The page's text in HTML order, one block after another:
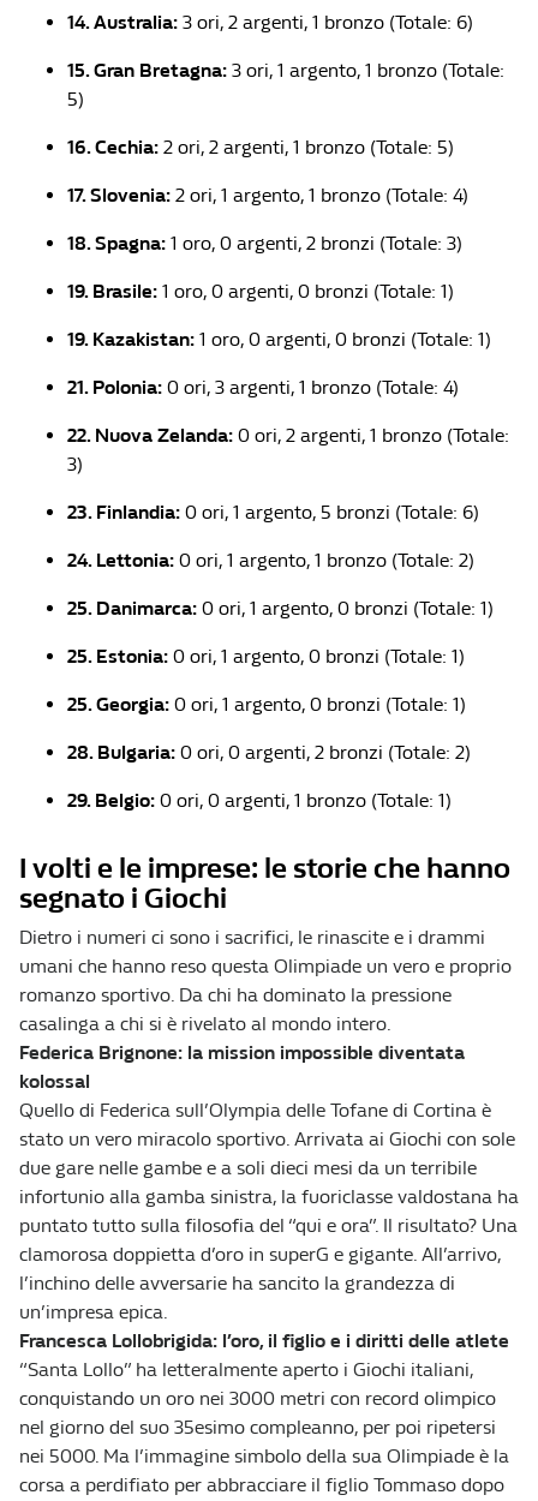
14. Australia: 3 ori, 2 argenti, 1 bronzo (Totale: 6)
15. Gran Bretagna: 3 ori, 1 argento, 1 bronzo (Totale:
5)
16. Cechia: 2 ori, 2 argenti, 1 bronzo (Totale: 5)
17. Slovenia: 2 ori, 1 argento, 1 bronzo (Totale: 4)
18. Spagna: 1 oro, 0 argenti, 2 bronzi (Totale: 3)
19. Brasile: 1 oro, 0 argenti, 0 bronzi (Totale: 1)
19. Kazakistan: 1 oro, 0 argenti, 0 bronzi (Totale: 1)
21. Polonia: 0 ori, 3 argenti, 1 bronzo (Totale: 4)
22. Nuova Zelanda: 0 ori, 2 argenti, 1 bronzo (Totale:
3)
23. Finlandia: 0 ori, 1 argento, 5 bronzi (Totale: 6)
24. Lettonia: 0 ori, 1 argento, 1 bronzo (Totale: 2)
25. Danimarca: 0 ori, 1 argento, 0 bronzi (Totale: 1)
25. Estonia: 0 ori, 1 argento, 0 bronzi (Totale: 1)
25. Georgia: 0 ori, 1 argento, 0 bronzi (Totale: 1)
28. Bulgaria: 0 ori, 0 argenti, 2 bronzi (Totale: 2)
29. Belgio: 0 ori, 0 argenti, 1 bronzo (Totale: 1)
I volti e le imprese: le storie che hanno
segnato i Giochi
Dietro i numeri ci sono i sacrifici, le rinascite e i drammi
umani che hanno reso questa Olimpiade un vero e proprio
romanzo sportivo. Da chi ha dominato la pressione
casalinga a chi si è rivelato al mondo intero.
Federica Brignone: la mission impossible diventata
kolossal
Quello di Federica sull’Olympia delle Tofane di Cortina è
stato un vero miracolo sportivo. Arrivata ai Giochi con sole
due gare nelle gambe e a soli dieci mesi da un terribile
infortunio alla gamba sinistra, la fuoriclasse valdostana ha
puntato tutto sulla filosofia del “qui e ora”. Il risultato? Una
clamorosa doppietta d’oro in superG e gigante. All’arrivo,
l’inchino delle avversarie ha sancito la grandezza di
un’impresa epica.
Francesca Lollobrigida: l’oro, il figlio e i diritti delle atlete
“Santa Lollo” ha letteralmente aperto i Giochi italiani,
conquistando un oro nei 3000 metri con record olimpico
nel giorno del suo 35esimo compleanno, per poi ripetersi
nei 5000. Ma l’immagine simbolo della sua Olimpiade è la
corsa a perdifiato per abbracciare il figlio Tommaso dopo